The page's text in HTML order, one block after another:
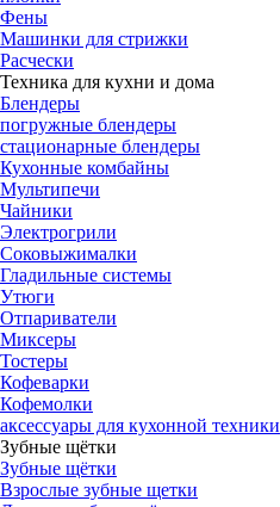
Фены
Машинки для стрижки
Расчески
Техника для кухни и дома
Блендеры
погружные блендеры
стационарные блендеры
Кухонные комбайны
Мультипечи
Чайники
Электрогрили
Соковыжималки
Гладильные системы
Утюги
Отпариватели
Миксеры
Тостеры
Кофеварки
Кофемолки
аксессуары для кухонной техники
Зубные щётки
Зубные щётки
Взрослые зубные щетки